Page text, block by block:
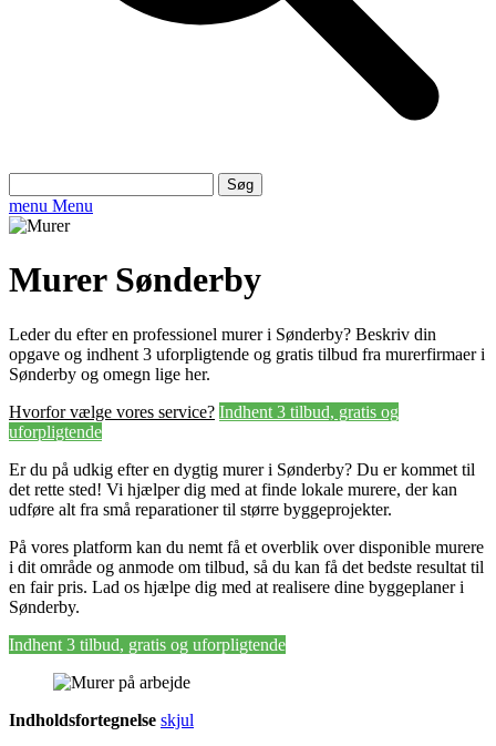
efter:
menu Menu
Murer Sønderby
Leder du efter en professionel murer i Sønderby? Beskriv din
opgave og indhent 3 uforpligtende og gratis tilbud fra murerfirmaer i
Sønderby og omegn lige her.
Hvorfor vælge vores service? Indhent 3 tilbud, gratis og
uforpligtende
Er du på udkig efter en dygtig murer i Sønderby? Du er kommet til
det rette sted! Vi hjælper dig med at finde lokale murere, der kan
udføre alt fra små reparationer til større byggeprojekter.
På vores platform kan du nemt få et overblik over disponible murere
i dit område og anmode om tilbud, så du kan få det bedste resultat til
en fair pris. Lad os hjælpe dig med at realisere dine byggeplaner i
Sønderby.
Indhent 3 tilbud, gratis og uforpligtende
Indholdsfortegnelse skjul